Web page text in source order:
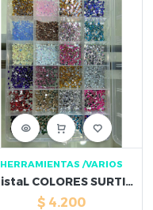
HERRAMIENTAS /VARIOS
CristaL COLORES SURTIDOS
$ 4.200